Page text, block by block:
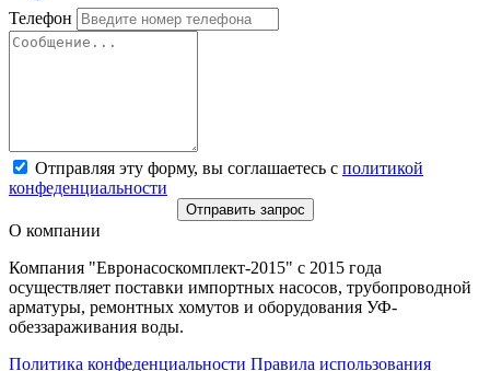
Телефон
Отправляя эту форму, вы соглашаетесь с политикой
конфеденциальности
Отправить запрос
О компании
Компания "Евронасоскомплект-2015" с 2015 года
осуществляет поставки импортных насосов, трубопроводной
арматуры, ремонтных хомутов и оборудования УФ-
обеззараживания воды.
Политика конфеденциальности Правила использования